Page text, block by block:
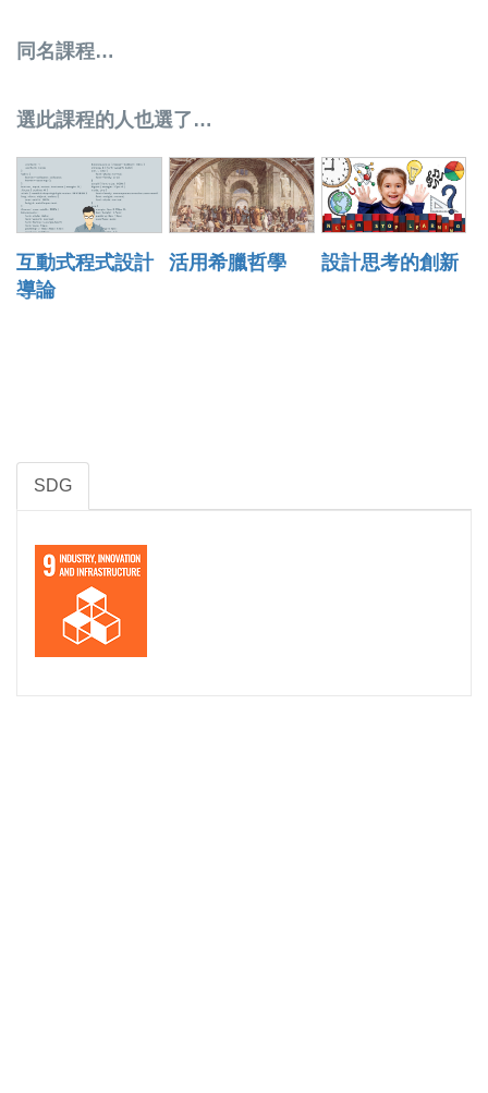
同名課程…
選此課程的人也選了…
互動式程式設計
導論
活用希臘哲學 設計思考的創新
SDG